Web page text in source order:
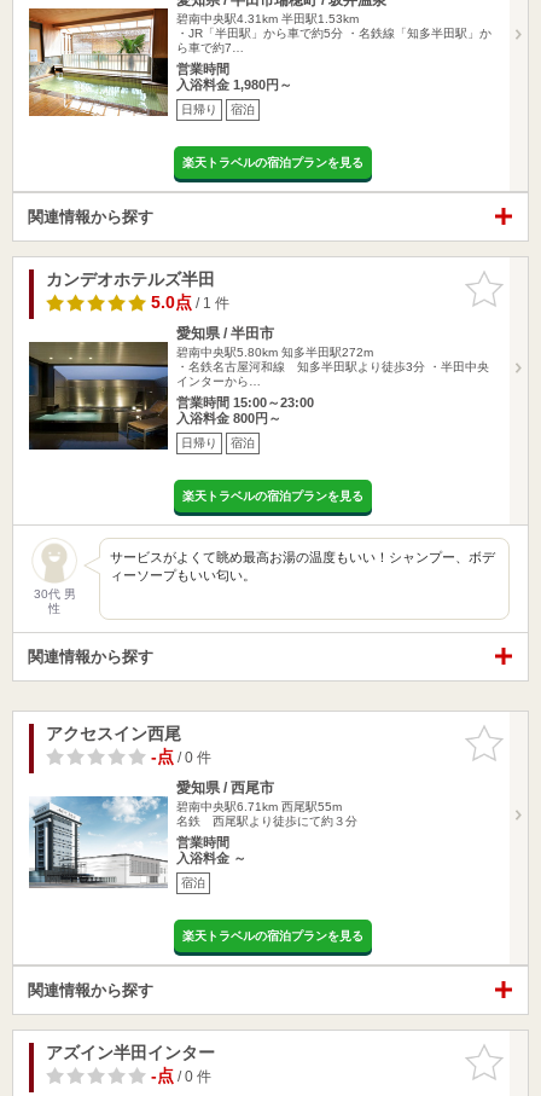
碧南中央駅4.31km 半田駅1.53km
・JR「半田駅」から車で約5分 ・名鉄線「知多半田駅」か
ら車で約7…
営業時間
入浴料金 1,980円～
日帰り 宿泊
楽天トラベルの宿泊プランを見る
関連情報から探す
お気に入
りに追加
カンデオホテルズ半田
5.0点/ 1 件
愛知県 / 半田市
碧南中央駅5.80km 知多半田駅272m
・名鉄名古屋河和線 知多半田駅より徒歩3分 ・半田中央
インターから…
営業時間 15:00～23:00
入浴料金 800円～
日帰り 宿泊
楽天トラベルの宿泊プランを見る
30代 男
性
サービスがよくて眺め最高お湯の温度もいい！シャンプー、ボデ
ィーソープもいい匂い。
関連情報から探す
お気に入
りに追加
アクセスイン西尾
-点/ 0 件
愛知県 / 西尾市
碧南中央駅6.71km 西尾駅55m
名鉄 西尾駅より徒歩にて約３分
営業時間
入浴料金 ～
宿泊
楽天トラベルの宿泊プランを見る
関連情報から探す
お気に入
りに追加
アズイン半田インター
-点/ 0 件